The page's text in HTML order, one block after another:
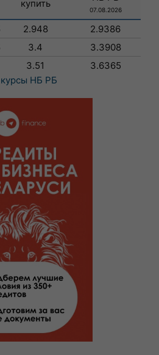
купить
07.08.2026
2.948
2.9386
3.4
3.3908
3.51
3.6365
НБ РБ